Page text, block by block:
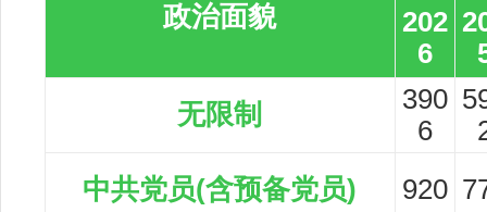
政治面貌
202
6
无限制
390
6
中共党员(含预备党员)
920